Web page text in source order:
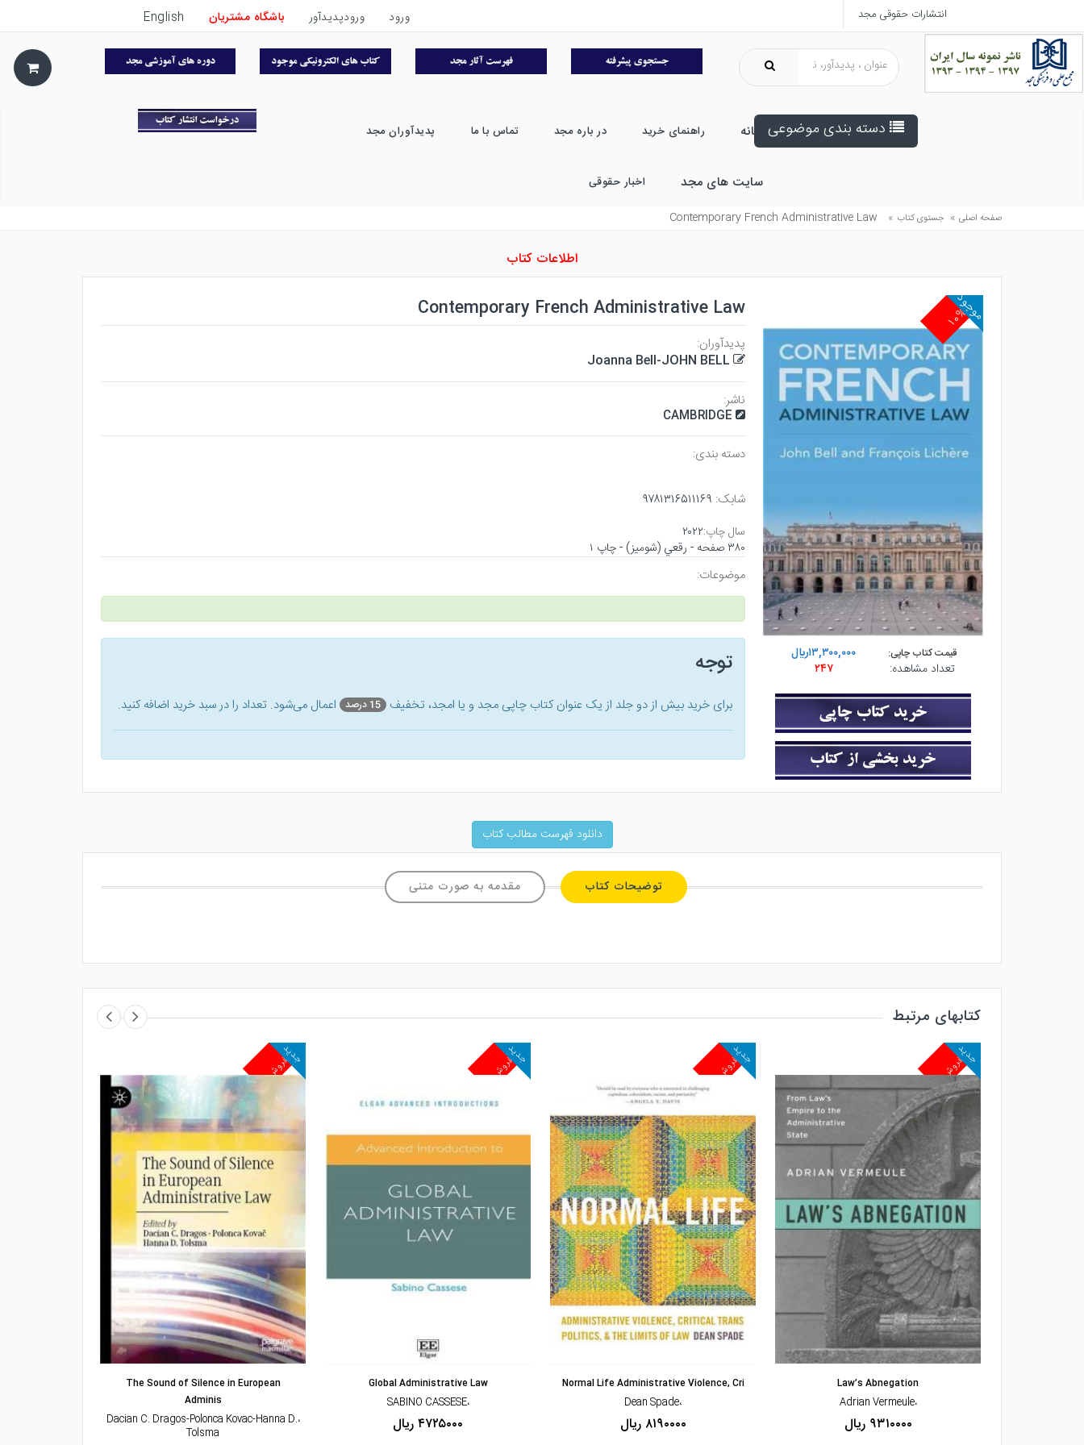
انتشارات حقوقی مجد ورود ورودپدیدآور باشگاه مشتریان English
دسته بندی موضوعی خانه راهنمای خرید در باره مجد تماس با ما پدیدآوران مجد
سایت های مجد اخبار حقوقی
صفحه اصلی » جستوی کتاب »
Contemporary French Administrative Law
اطلاعات کتاب
۱۰%
موجود
قیمت کتاب چاپی:
۱۳,۳۰۰,۰۰۰ريال
تعداد مشاهده:
۲۴۷
Contemporary French Administrative Law
پدیدآوران:
Joanna Bell-JOHN BELL
ناشر:
CAMBRIDGE
دسته بندی:
شابک: ۹۷۸۱۳۱۶۵۱۱۱۶۹
سال چاپ:۲۰۲۲
۳۸۰ صفحه - رقعي (شوميز) - چاپ ۱
موضوعات:
توجه
برای خرید بیش از دو جلد از یک عنوان کتاب‌ چاپی مجد و یا امجد، تخفیف 15 درصد اعمال می‌شود. تعداد را در سبد خرید اضافه کنید.
دانلود فهرست مطالب کتاب
توضیحات کتاب مقدمه به صورت متنی
کتابهای مرتبط
مشاهده و خرید
پرفروش
جدید
Law’s Abnegation
،Adrian Vermeule
۹۳۱۰۰۰۰ ریال
پرفروش
جدید
مشاهده و خرید
Normal Life Administrative Violence, Cri
،Dean Spade
۸۱۹۰۰۰۰ ریال
پرفروش
جدید
مشاهده و خرید
Global Administrative Law
،SABINO CASSESE
۴۷۲۵۰۰۰ ریال
پرفروش
جدید
The Sound of Silence in European
Adminis
،Dacian C. Dragos-Polonca Kovac-Hanna D.
Tolsma